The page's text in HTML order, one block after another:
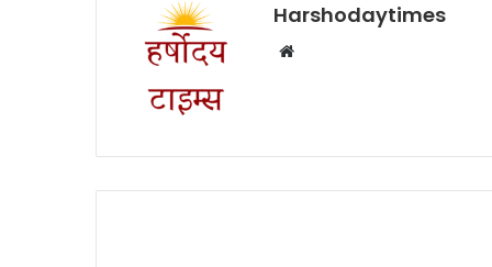
Harshodaytimes
Website